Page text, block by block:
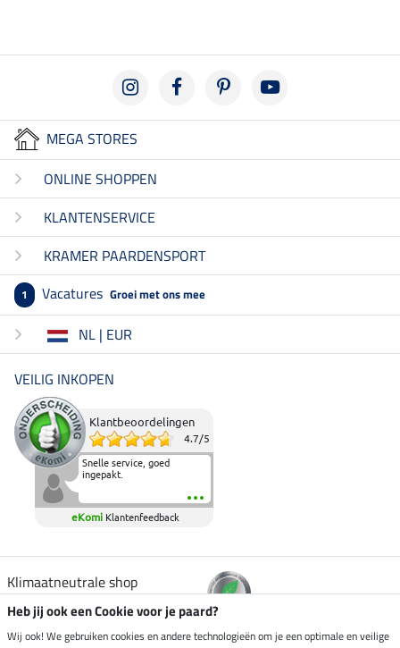
MEGA STORES
ONLINE SHOPPEN
KLANTENSERVICE
KRAMER PAARDENSPORT
1 Vacatures Groei met ons mee
NL | EUR
VEILIG INKOPEN
Klantbeoordelingen
4.7/5
Snelle service, goed
ingepakt.
eKomi Klantenfeedback
Klimaatneutrale shop
Verzending per
Heb jij ook een Cookie voor je paard?
Wij ook! We gebruiken cookies en andere technologieën om je een optimale en veilige